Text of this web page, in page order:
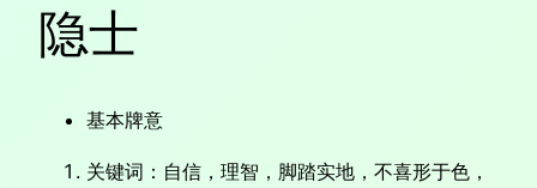
隐士
基本牌意
关键词：自信，理智，脚踏实地，不喜形于色，